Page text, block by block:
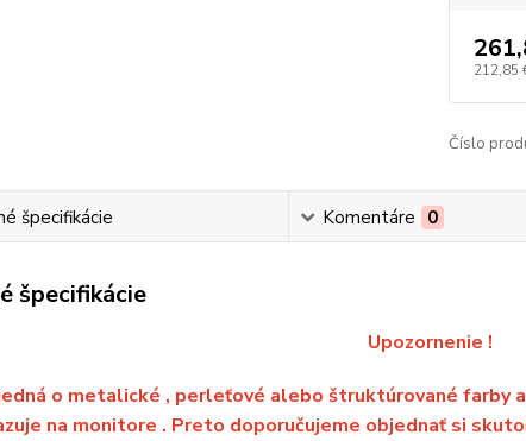
212,85
Číslo
špecifikácie Komentáre 0
špecifikácie
Upozornenie !
o metalické , perleťové alebo štruktúrované farby
na monitore . Preto doporučujeme objednať si